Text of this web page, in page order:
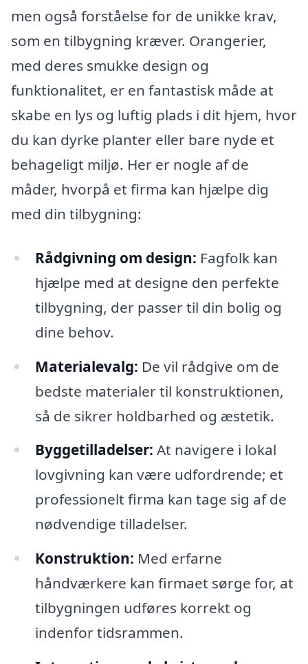
men også forståelse for de unikke krav,
som en tilbygning kræver. Orangerier,
med deres smukke design og
funktionalitet, er en fantastisk måde at
skabe en lys og luftig plads i dit hjem, hvor
du kan dyrke planter eller bare nyde et
behageligt miljø. Her er nogle af de
måder, hvorpå et firma kan hjælpe dig
med din tilbygning:
Rådgivning om design: Fagfolk kan
hjælpe med at designe den perfekte
tilbygning, der passer til din bolig og
dine behov.
Materialevalg: De vil rådgive om de
bedste materialer til konstruktionen,
så de sikrer holdbarhed og æstetik.
Byggetilladelser: At navigere i lokal
lovgivning kan være udfordrende; et
professionelt firma kan tage sig af de
nødvendige tilladelser.
Konstruktion: Med erfarne
håndværkere kan firmaet sørge for, at
tilbygningen udføres korrekt og
indenfor tidsrammen.